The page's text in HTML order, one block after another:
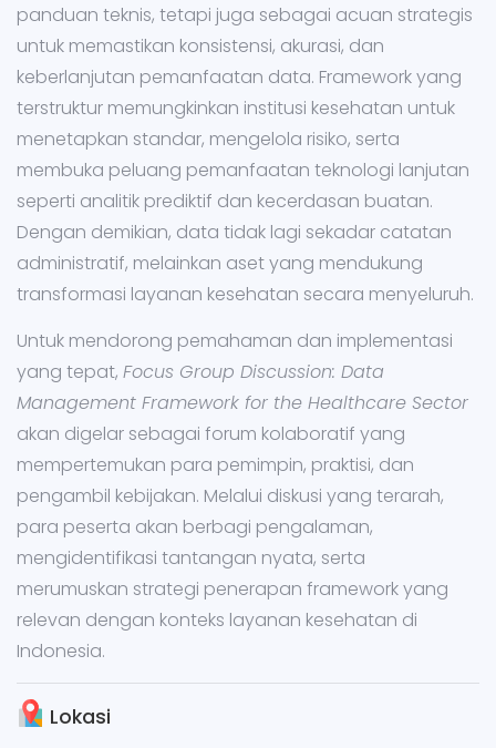
panduan teknis, tetapi juga sebagai acuan strategis
untuk memastikan konsistensi, akurasi, dan
keberlanjutan pemanfaatan data. Framework yang
terstruktur memungkinkan institusi kesehatan untuk
menetapkan standar, mengelola risiko, serta
membuka peluang pemanfaatan teknologi lanjutan
seperti analitik prediktif dan kecerdasan buatan.
Dengan demikian, data tidak lagi sekadar catatan
administratif, melainkan aset yang mendukung
transformasi layanan kesehatan secara menyeluruh.
Untuk mendorong pemahaman dan implementasi
yang tepat, Focus Group Discussion: Data
Management Framework for the Healthcare Sector
akan digelar sebagai forum kolaboratif yang
mempertemukan para pemimpin, praktisi, dan
pengambil kebijakan. Melalui diskusi yang terarah,
para peserta akan berbagi pengalaman,
mengidentifikasi tantangan nyata, serta
merumuskan strategi penerapan framework yang
relevan dengan konteks layanan kesehatan di
Indonesia.
Lokasi